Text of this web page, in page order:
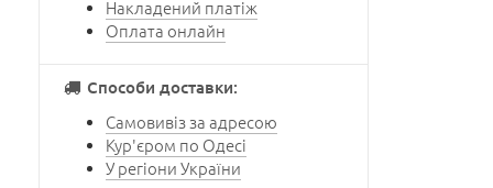
Накладений платіж
Оплата онлайн
Способи доставки:
Самовивіз за адресою
Кур'єром по Одесі
У регіони України